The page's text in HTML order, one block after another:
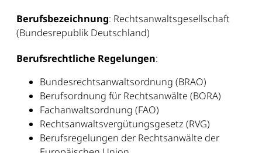
Berufsbezeichnung: Rechtsanwaltsgesellschaft
(Bundesrepublik Deutschland)
Berufsrechtliche Regelungen:
Bundesrechtsanwaltsordnung (BRAO)
Berufsordnung für Rechtsanwälte (BORA)
Fachanwaltsordnung (FAO)
Rechtsanwaltsvergütungsgesetz (RVG)
Berufsregelungen der Rechtsanwälte der